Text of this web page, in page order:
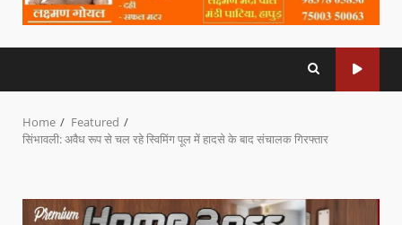
Home
Featured
सिंभावली: अवैध रूप से चल रहे स्विमिंग पूल में हादसे के बाद संचालक गिरफ्तार